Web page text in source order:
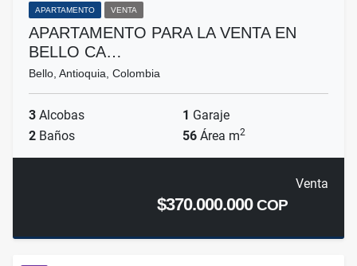
APARTAMENTO VENTA
APARTAMENTO PARA LA VENTA EN
BELLO CA…
Bello, Antioquia, Colombia
3 Alcobas 1 Garaje
2 Baños 56 Área m2
Venta
$370.000.000COP